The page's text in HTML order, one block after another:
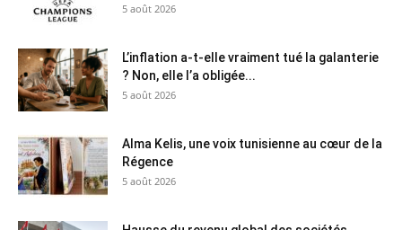
5 août 2026
L’inflation a-t-elle vraiment tué la galanterie
? Non, elle l’a obligée...
5 août 2026
Alma Kelis, une voix tunisienne au cœur de la
Régence
5 août 2026